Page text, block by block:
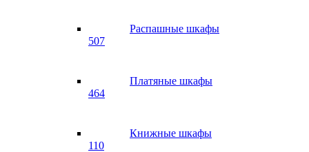
Распашные шкафы
507
Платяные шкафы
464
Книжные шкафы
110